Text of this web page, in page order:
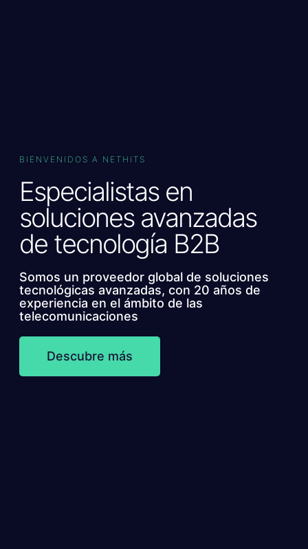
BIENVENIDOS A NETHITS
Especialistas en
soluciones avanzadas
de tecnología B2B
Somos un proveedor global de soluciones
tecnológicas avanzadas, con 20 años de
experiencia en el ámbito de las
telecomunicaciones
Descubre más